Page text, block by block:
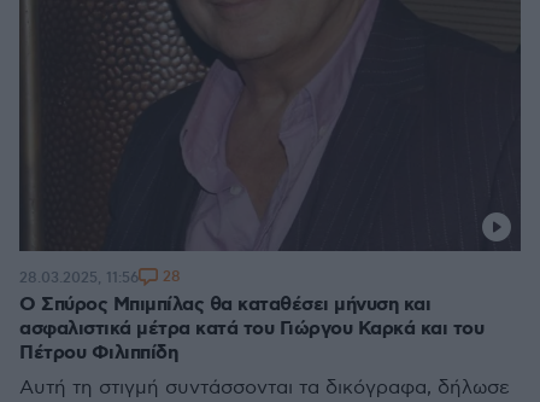
Ο Σπύρος Μπιμπίλας θα καταθέσει μήνυση και
ασφαλιστικά μέτρα κατά του Γιώργου Καρκά και του
Πέτρου Φιλιππίδη
Αυτή τη στιγμή συντάσσονται τα δικόγραφα, δήλωσε
28.03.2025, 11:56 28